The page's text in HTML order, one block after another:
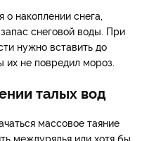
накоплении снега,
снеговой воды. При
нужно вставить до
их не повредил мороз.
талых вод
массовое таяние
междурядья или хотя бы